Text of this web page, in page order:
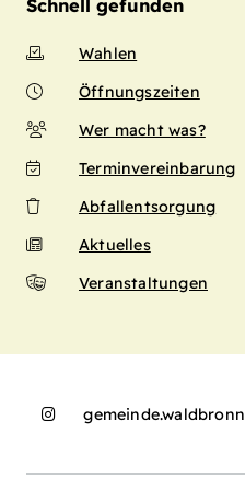
Schnell gefunden
Wahlen
Öffnungszeiten
Wer macht was?
Terminvereinbarung
Abfallentsorgung
Aktuelles
Veranstaltungen
gemeinde.waldbronn